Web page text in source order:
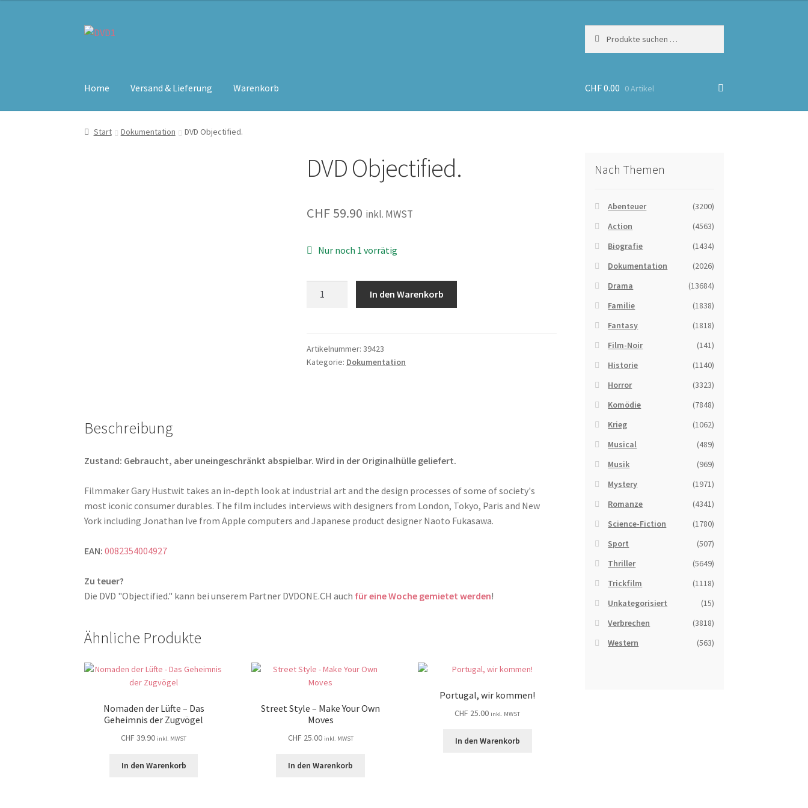
Zur
Zum
nach:
Home Versand & Lieferung Warenkorb CHF0.00 0 Artikel
Start Dokumentation DVD Objectified.
DVD Objectified.
CHF 59.90 inkl. MWST
Nur noch 1 vorrätig
In den Warenkorb
Artikelnummer:39423
Kategorie: Dokumentation
Beschreibung
Zustand: Gebraucht, aber uneingeschränkt abspielbar. Wird in der Originalhülle geliefert.
Filmmaker Gary Hustwit takes an in-depth look at industrial art and the design processes of some of society's
most iconic consumer durables. The film includes interviews with designers from London, Tokyo, Paris and New
York including Jonathan Ive from Apple computers and Japanese product designer Naoto Fukasawa.
EAN: 0082354004927
Zu teuer?
Die DVD "Objectified." kann bei unserem Partner DVDONE.CH auch für eine Woche gemietet werden!
Ähnliche Produkte
Nomaden der Lüfte – Das
Geheimnis der Zugvögel
CHF 39.90 inkl. MWST
In den Warenkorb
Street Style – Make Your Own
Moves
CHF 25.00 inkl. MWST
In den Warenkorb
Portugal, wir kommen!
CHF 25.00 inkl. MWST
In den Warenkorb
Nach Themen
Abenteuer
(3200)
Action
(4563)
Biografie
(1434)
Dokumentation
(2026)
Drama
(13684)
Familie
(1838)
Fantasy
(1818)
Film-Noir
(141)
Historie
(1140)
Horror
(3323)
Komödie
(7848)
Krieg
(1062)
Musical
(489)
Musik
(969)
Mystery
(1971)
Romanze
(4341)
Science-Fiction
(1780)
Sport
(507)
Thriller
(5649)
Trickfilm
(1118)
Unkategorisiert
(15)
Verbrechen
(3818)
Western
(563)